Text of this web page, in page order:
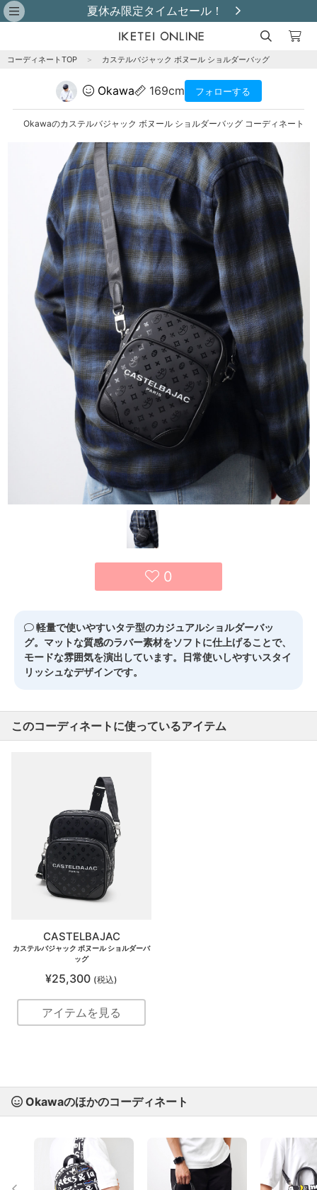
夏休み限定タイムセール！
コーディネートTOP ＞ カステルバジャック ボヌール ショルダーバッグ
Okawa 169cm フォローする
Okawaのカステルバジャック ボヌール ショルダーバッグ コーディネート
0
軽量で使いやすいタテ型のカジュアルショルダーバッ
グ。マットな質感のラバー素材をソフトに仕上げることで、
モードな雰囲気を演出しています。日常使いしやすいスタイ
リッシュなデザインです。
このコーディネートに使っているアイテム
CASTELBAJAC
カステルバジャック ボヌール ショルダーバ
ッグ
¥25,300 (税込)
アイテムを見る
Okawaのほかのコーディネート